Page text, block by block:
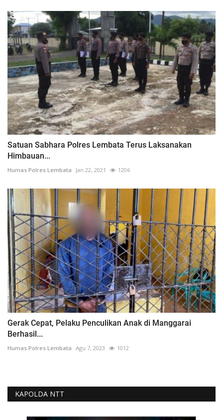
Satuan Sabhara Polres Lembata Terus Laksanakan
Himbauan...
Humas Polres Lembata Jan 22, 2021 1206
Gerak Cepat, Pelaku Penculikan Anak di Manggarai
Berhasil...
Humas Polres Lembata Agu 7, 2023 1012
KAPOLDA NTT